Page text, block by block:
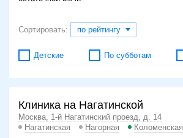
Сортировать: по рейтингу
Детские По субботам
Клиника на Нагатинской
Москва, 1-й Нагатинский проезд, д. 14
Нагатинская
Нагорная Коломенская